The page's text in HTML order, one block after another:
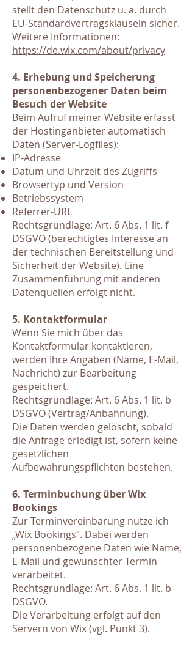
stellt den Datenschutz u. a. durch
EU-Standardvertragsklauseln sicher.
Weitere Informationen:
https://de.wix.com/about/privacy
4. Erhebung und Speicherung
personenbezogener Daten beim
Besuch der Website
Beim Aufruf meiner Website erfasst
der Hostinganbieter automatisch
Daten (Server-Logfiles):
IP-Adresse
Datum und Uhrzeit des Zugriffs
Browsertyp und Version
Betriebssystem
Referrer-URL
Rechtsgrundlage: Art. 6 Abs. 1 lit. f
DSGVO (berechtigtes Interesse an
der technischen Bereitstellung und
Sicherheit der Website). Eine
Zusammenführung mit anderen
Datenquellen erfolgt nicht.
5. Kontaktformular
Wenn Sie mich über das
Kontaktformular kontaktieren,
werden Ihre Angaben (Name, E-Mail,
Nachricht) zur Bearbeitung
gespeichert.
Rechtsgrundlage: Art. 6 Abs. 1 lit. b
DSGVO (Vertrag/Anbahnung).
Die Daten werden gelöscht, sobald
die Anfrage erledigt ist, sofern keine
gesetzlichen
Aufbewahrungspflichten bestehen.
6. Terminbuchung über Wix
Bookings
Zur Terminvereinbarung nutze ich
„Wix Bookings“. Dabei werden
personenbezogene Daten wie Name,
E-Mail und gewünschter Termin
verarbeitet.
Rechtsgrundlage: Art. 6 Abs. 1 lit. b
DSGVO.
Die Verarbeitung erfolgt auf den
Servern von Wix (vgl. Punkt 3).